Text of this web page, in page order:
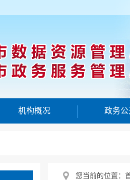
机构概况 政务公
您当前的位置：